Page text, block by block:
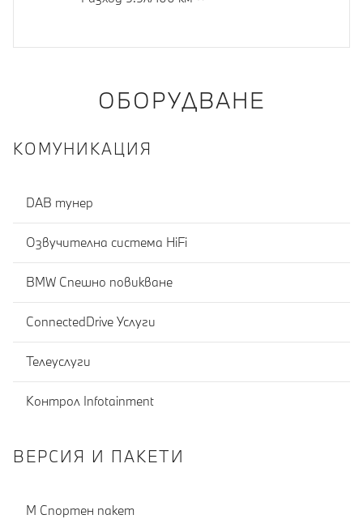
ОБОРУДВАНЕ
КОМУНИКАЦИЯ
DAB тунер
Озвучителна система HiFi
BMW Спешно повикване
ConnectedDrive Услуги
Телеуслуги
Контрол Infotainment
ВЕРСИЯ И ПАКЕТИ
М Спортен пакет